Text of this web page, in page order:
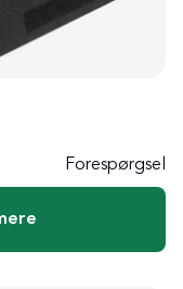
Forespørgsel